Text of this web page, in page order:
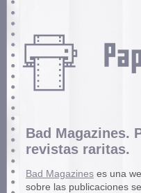
Bad Magazines.
revistas raritas.
Bad Magazineses una
sobre las publicaciones